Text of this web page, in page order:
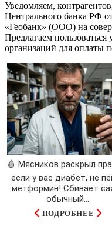
Уведомляем,
Центрального банка РФ
«Геобанк» (ООО) на
Предлагаем
организаций для оплаты
🩸 Мясников раскрыл
если у вас диабет, не
метформин! Сбивает
обычный...
ПОДРОБНЕЕ